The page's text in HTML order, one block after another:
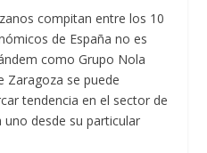
compitan entre los 10
de España no es
como Grupo Nola
Zaragoza se puede
tendencia en el sector de
desde su particular